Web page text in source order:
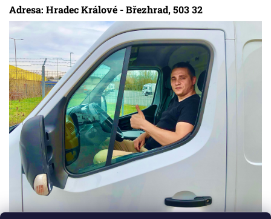
Adresa: Hradec Králové - Březhrad, 503 32